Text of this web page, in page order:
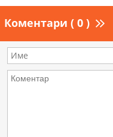
Коментари ( 0 )